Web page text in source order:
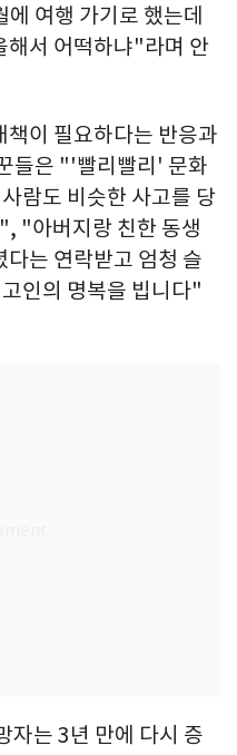
여행 가기로 했는데
해서 어떡하냐"라며 안
이 필요하다는 반응과
들은 "'빨리빨리' 문화
람도 비슷한 사고를 당
"아버지랑 친한 동생
는 연락받고 엄청 슬
인의 명복을 빕니다"
자는 3년 만에 다시 증